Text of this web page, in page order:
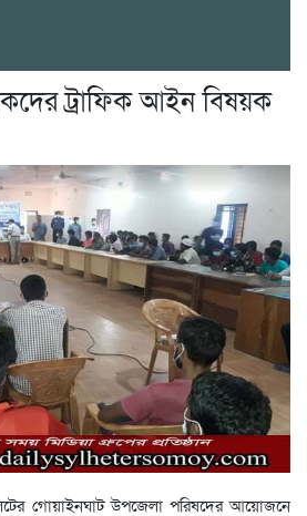
ট্রাফিক আইন বিষয়ক
গোয়াইনঘাট উপজেলা পরিষদের আয়োজনে